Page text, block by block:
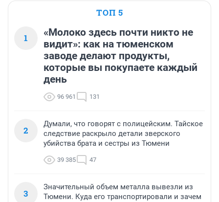
ТОП 5
1
«Молоко здесь почти никто не
видит»: как на тюменском
заводе делают продукты,
которые вы покупаете каждый
день
96 961 131
2
Думали, что говорят с полицейским. Тайское
следствие раскрыло детали зверского
убийства брата и сестры из Тюмени
39 385 47
3
Значительный объем металла вывезли из
Тюмени. Куда его транспортировали и зачем